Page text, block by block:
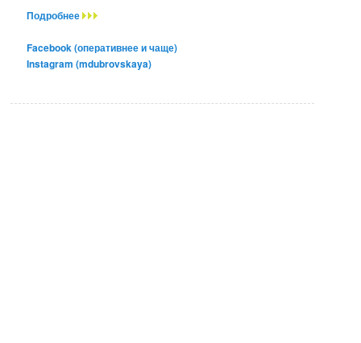
Подробнее
Facebook (оперативнее и чаще)
Instagram (mdubrovskaya)